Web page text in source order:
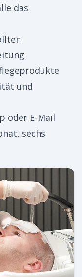
das
und
oder E-Mail
sechs